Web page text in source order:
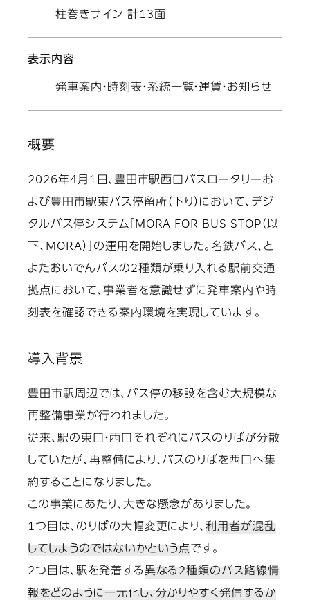
柱巻きサイン 計13面
表示内容
発車案内・時刻表・系統一覧・運賃・お知らせ
概要
2026年4月1日、豊田市駅西口バスロータリーお
よび豊田市駅東バス停留所（下り）において、デジ
タルバス停システム「MORA FOR BUS STOP（以
下、MORA）」の運用を開始しました。名鉄バス、と
よたおいでんバスの2種類が乗り入れる駅前交通
拠点において、事業者を意識せずに発車案内や時
刻表を確認できる案内環境を実現しています。
導入背景
豊田市駅周辺では、バス停の移設を含む大規模な
再整備事業が行われました。
従来、駅の東口・西口それぞれにバスのりばが分散
していたが、再整備により、バスのりばを西口へ集
約することになりました。
この事業にあたり、大きな懸念がありました。
1つ目は、のりばの大幅変更により、利用者が混乱
してしまうのではないかという点 です。
2つ目は、駅を発着する異なる2種類のバス路線情
報をどのように一元化し、分かりやすく発信するか